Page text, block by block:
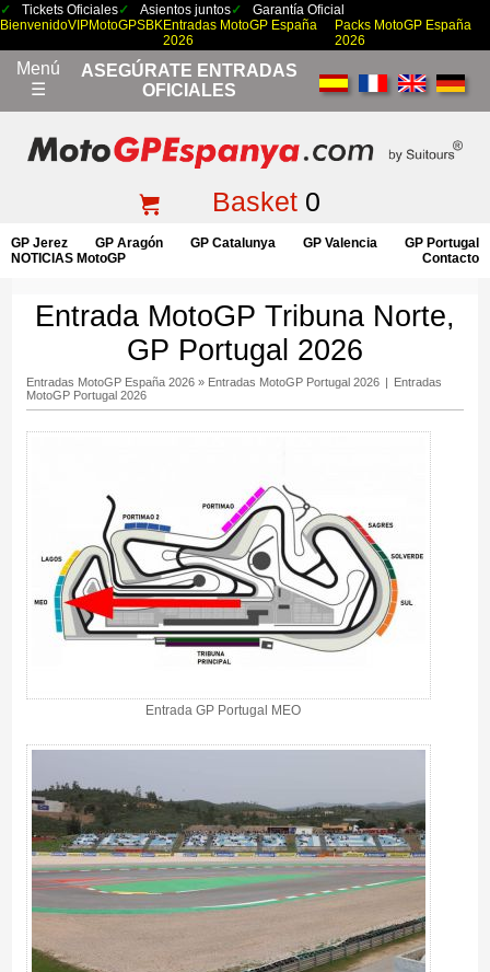
Tickets Oficiales Asientos juntos
Garantía Oficial
BienvenidoVIPMotoGPSBKEntradas MotoGP España
2026
Packs MotoGP España
2026
Menú
☰
ASEGÚRATE ENTRADAS
OFICIALES
Basket0
GP Jerez GP Aragón GP Catalunya GP Valencia
GP Portugal
NOTICIAS MotoGP
Contacto
Entrada MotoGP Tribuna Norte,
GP Portugal 2026
Entradas MotoGP España 2026» Entradas MotoGP Portugal 2026 | Entradas
MotoGP Portugal 2026
Entrada GP Portugal MEO